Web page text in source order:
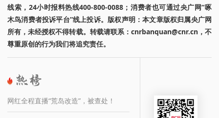
线索，24小时报料热线400-800-0088；消费者也可通过央广网“啄
木鸟消费者投诉平台”线上投诉。版权声明：本文章版权归属央广网
所有，未经授权不得转载。转载请联系：cnrbanquan@cnr.cn，不
尊重原创的行为我们将追究责任。
网红全程直播“荒岛改造”，被查处！